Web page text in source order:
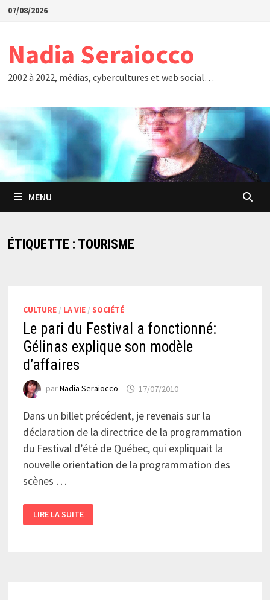
Passer
07/08/2026
Nadia Seraiocco
2002 à 2022, médias, cybercultures et web social…
MENU
ÉTIQUETTE : TOURISME
CULTURE/ LA VIE/ SOCIÉTÉ
Le pari du Festival a fonctionné:
Gélinas explique son modèle
d’affaires
parNadia Seraiocco 17/07/2010
Dans un billet précédent, je revenais sur la
déclaration de la directrice de la programmation
du Festival d’été de Québec, qui expliquait la
nouvelle orientation de la programmation des
scènes …
PARI
DU
LIRE LA SUITE